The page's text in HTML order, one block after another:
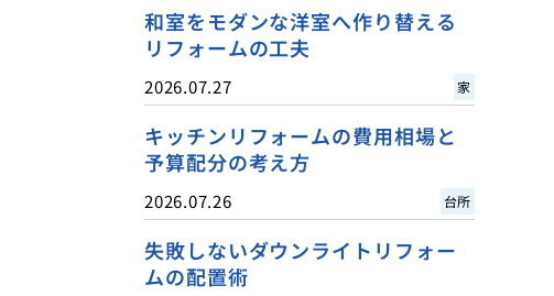
和室をモダンな洋室へ作り替える
リフォームの工夫
2026.07.27 家
キッチンリフォームの費用相場と
予算配分の考え方
2026.07.26 台所
失敗しないダウンライトリフォー
ムの配置術